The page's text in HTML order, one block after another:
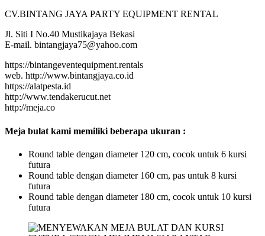
CV.BINTANG JAYA PARTY EQUIPMENT RENTAL
Jl. Siti I No.40 Mustikajaya Bekasi
E-mail. bintangjaya75@yahoo.com
https://bintangeventequipment.rentals
web. http://www.bintangjaya.co.id
https://alatpesta.id
http://www.tendakerucut.net
http://meja.co
Meja bulat kami memiliki beberapa ukuran :
Round table dengan diameter 120 cm, cocok untuk 6 kursi
futura
Round table dengan diameter 160 cm, pas untuk 8 kursi
futura
Round table dengan diameter 180 cm, cocok untuk 10 kursi
futura